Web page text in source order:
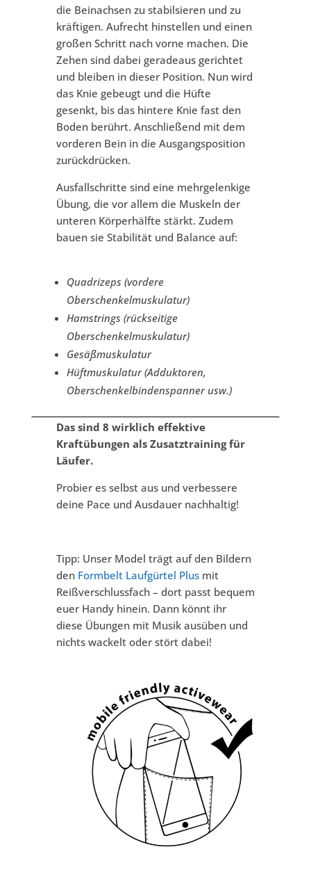
die Beinachsen zu stabilsieren und zu
kräftigen. Aufrecht hinstellen und einen
großen Schritt nach vorne machen. Die
Zehen sind dabei geradeaus gerichtet
und bleiben in dieser Position. Nun wird
das Knie gebeugt und die Hüfte
gesenkt, bis das hintere Knie fast den
Boden berührt. Anschließend mit dem
vorderen Bein in die Ausgangsposition
zurückdrücken.
Ausfallschritte sind eine mehrgelenkige
Übung, die vor allem die Muskeln der
unteren Körperhälfte stärkt. Zudem
bauen sie Stabilität und Balance auf:
Quadrizeps (vordere
Oberschenkelmuskulatur)
Hamstrings (rückseitige
Oberschenkelmuskulatur)
Gesäßmuskulatur
Hüftmuskulatur (Adduktoren,
Oberschenkelbindenspanner usw.)
Das sind 8 wirklich effektive
Kraftübungen als Zusatztraining für
Läufer.
Probier es selbst aus und verbessere
deine Pace und Ausdauer nachhaltig!
Tipp: Unser Model trägt auf den Bildern
den Formbelt Laufgürtel Plusmit
Reißverschlussfach – dort passt bequem
euer Handy hinein. Dann könnt ihr
diese Übungen mit Musik ausüben und
nichts wackelt oder stört dabei!